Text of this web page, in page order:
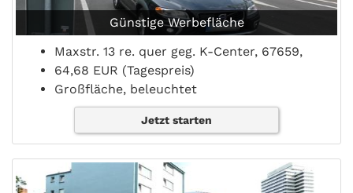
Günstige Werbefläche
Maxstr. 13 re. quer geg. K-Center, 67659,
64,68 EUR (Tagespreis)
Großfläche, beleuchtet
Jetzt starten